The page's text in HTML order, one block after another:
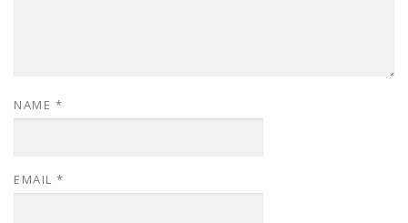
NAME *
EMAIL *